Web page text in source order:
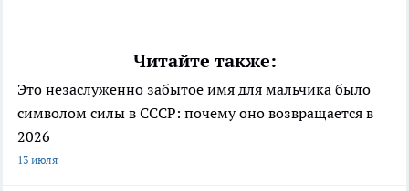
Читайте также:
Это незаслуженно забытое имя для мальчика было
символом силы в СССР: почему оно возвращается в
2026
13 июля